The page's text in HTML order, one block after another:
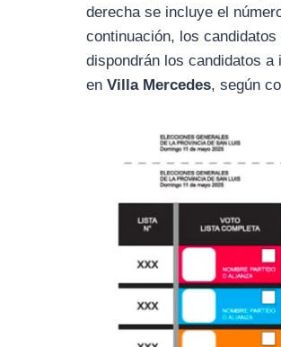
derecha se incluye el
continuación, los
dispondrán los candidatos
enVilla Mercedes, según